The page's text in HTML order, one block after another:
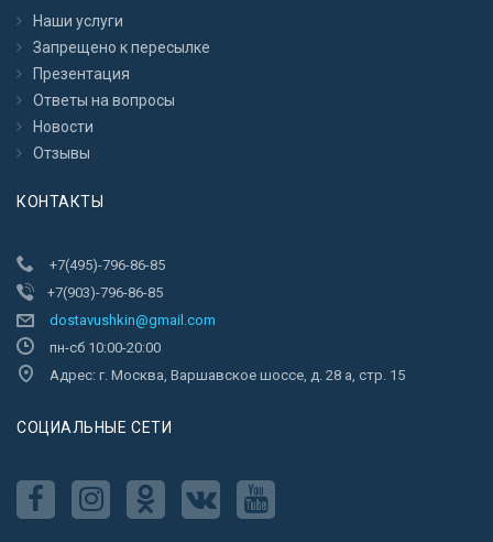
Наши услуги
Запрещено к пересылкe
Презентация
Ответы на вопросы
Новости
Отзывы
КОНТАКТЫ
+7(495)-796-86-85
+7(903)-796-86-85
dostavushkin@gmail.com
пн-сб 10:00-20:00
Адрес: г. Москва, Варшавское шоссе, д. 28 а, стр. 15
CОЦИАЛЬНЫЕ СЕТИ